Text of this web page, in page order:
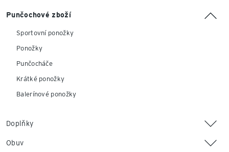
Punčochové zboží
Sportovní ponožky
Ponožky
Punčocháče
Krátké ponožky
Balerínové ponožky
Doplňky
Obuv